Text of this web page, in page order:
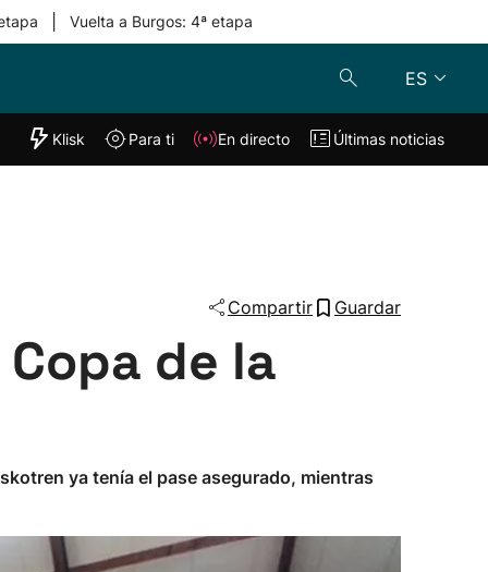
Vuelta a Burgos: 4ª etapa
ES
"Helmuga"
Klisk En directo
Klisk Para ti En directo Últimas noticias
Compartir Guardar
de la
ya tenía el pase asegurado, mientras